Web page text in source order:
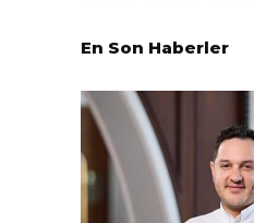
En Son Haberler